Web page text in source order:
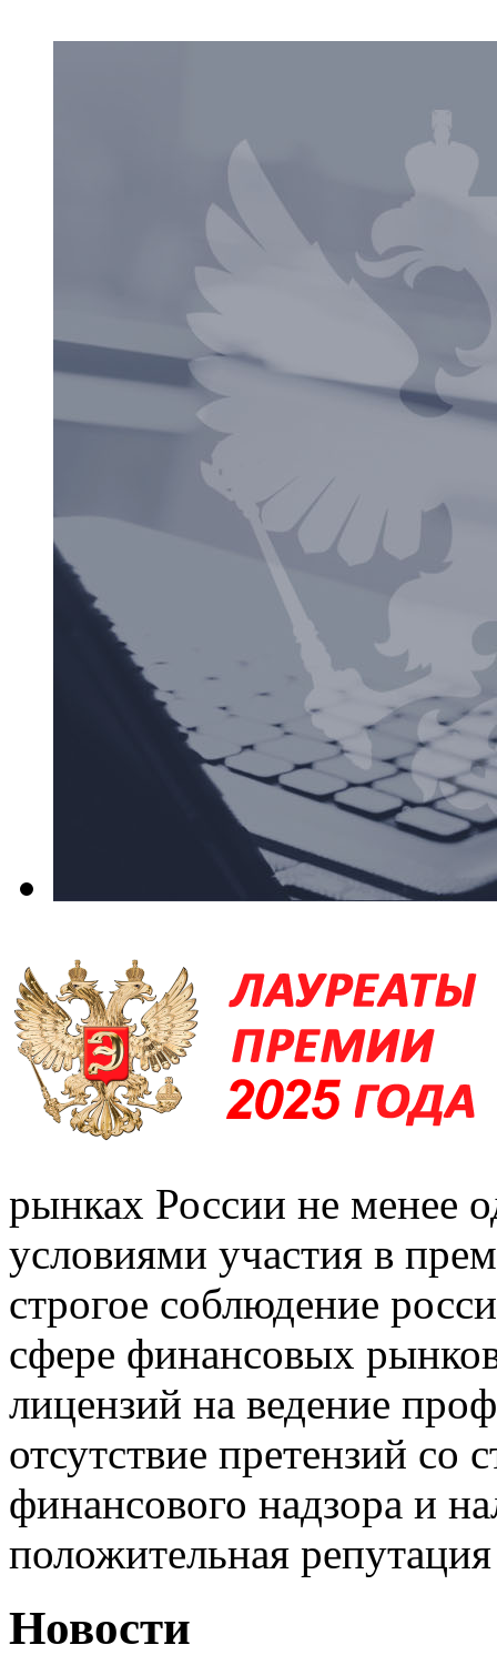
рынках России не менее
условиями участия в
строгое соблюдение
сфере финансовых
лицензий на ведение
отсутствие претензий со
финансового надзора и
положительная
Новости